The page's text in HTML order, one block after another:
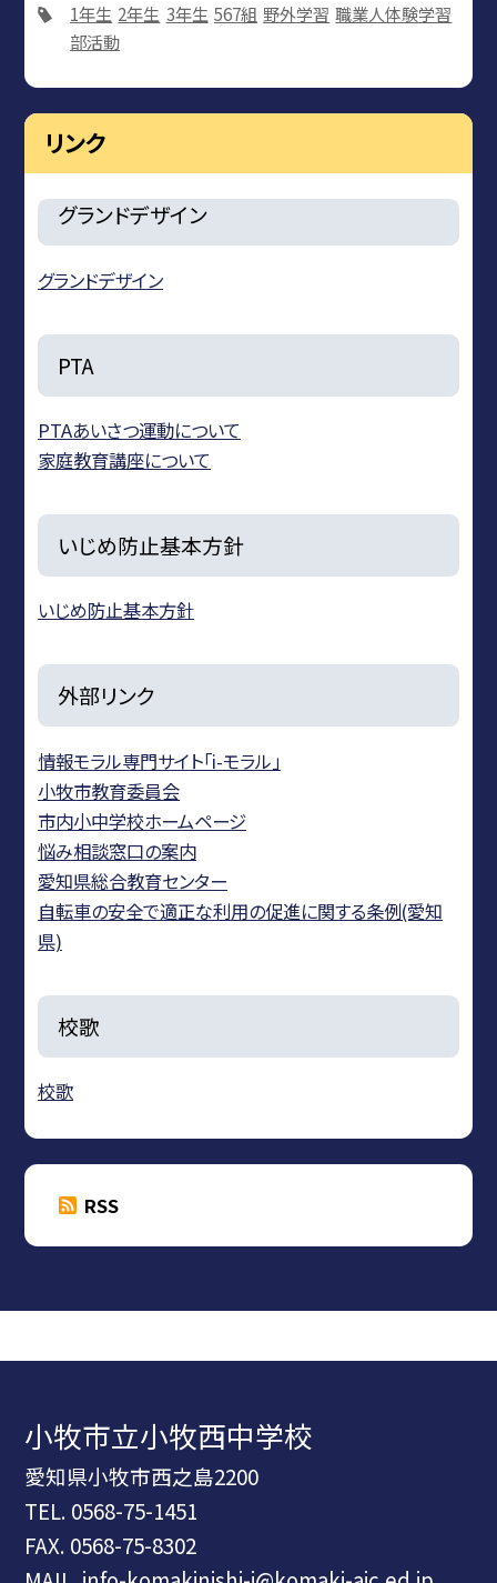
1年生 2年生 3年生 567組 野外学習 職業人体験学習
部活動
リンク
グランドデザイン
グランドデザイン
PTA
PTAあいさつ運動について
家庭教育講座について
いじめ防止基本方針
いじめ防止基本方針
外部リンク
情報モラル専門サイト「i-モラル」
小牧市教育委員会
市内小中学校ホームページ
悩み相談窓口の案内
愛知県総合教育センター
自転車の安全で適正な利用の促進に関する条例(愛知
県)
校歌
校歌
RSS
小牧市立小牧西中学校
愛知県小牧市西之島2200
TEL. 0568-75-1451
FAX. 0568-75-8302